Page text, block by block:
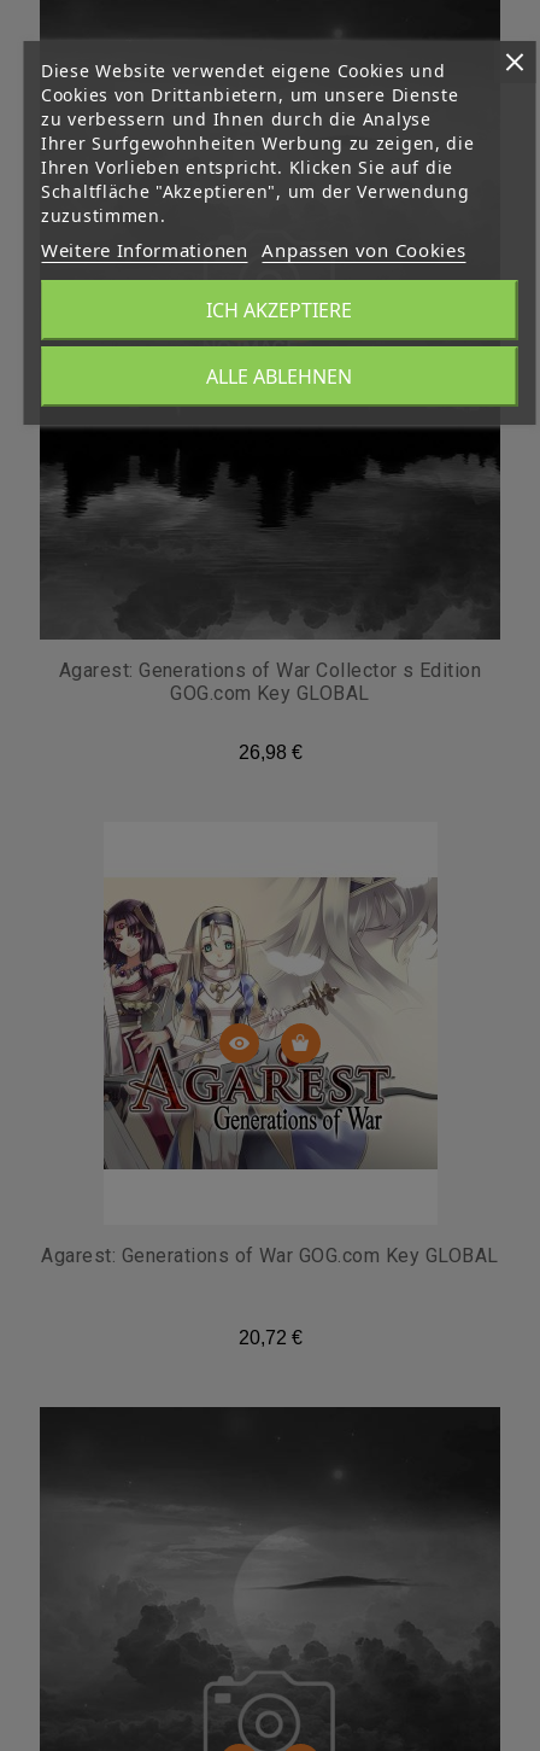
Agarest: Generations of War Collector s Edition
GOG.com Key GLOBAL
26,98 €
Agarest: Generations of War GOG.com Key GLOBAL
20,72 €
Diese Website verwendet eigene Cookies und
Cookies von Drittanbietern, um unsere Dienste
zu verbessern und Ihnen durch die Analyse
Ihrer Surfgewohnheiten Werbung zu zeigen, die
Ihren Vorlieben entspricht. Klicken Sie auf die
Schaltfläche "Akzeptieren", um der Verwendung
zuzustimmen.
Weitere Informationen Anpassen von Cookies
ALLE ABLEHNEN
ICH AKZEPTIERE